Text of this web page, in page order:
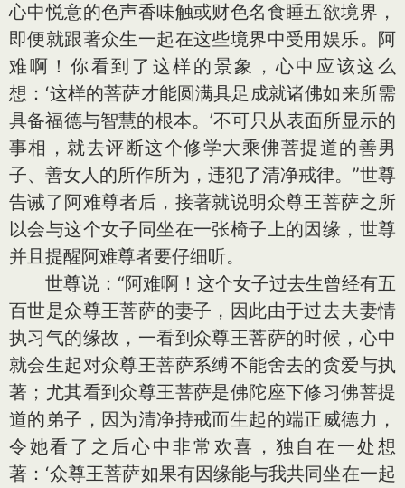
心中悦意的色声香味触或财色名食睡五欲境界，
即便就跟著众生一起在这些境界中受用娱乐。阿
难啊！你看到了这样的景象，心中应该这么
想：‘这样的菩萨才能圆满具足成就诸佛如来所需
具备福德与智慧的根本。’不可只从表面所显示的
事相，就去评断这个修学大乘佛菩提道的善男
子、善女人的所作所为，违犯了清净戒律。”世尊
告诫了阿难尊者后，接著就说明众尊王菩萨之所
以会与这个女子同坐在一张椅子上的因缘，世尊
并且提醒阿难尊者要仔细听。
世尊说：“阿难啊！这个女子过去生曾经有五
百世是众尊王菩萨的妻子，因此由于过去夫妻情
执习气的缘故，一看到众尊王菩萨的时候，心中
就会生起对众尊王菩萨系缚不能舍去的贪爱与执
著；尤其看到众尊王菩萨是佛陀座下修习佛菩提
道的弟子，因为清净持戒而生起的端正威德力，
令她看了之后心中非常欢喜，独自在一处想
著：‘众尊王菩萨如果有因缘能与我共同坐在一起